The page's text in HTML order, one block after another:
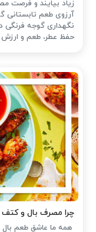
زیاد بیایند و فرصت
آرزوی طعم تابستانی
نگهداری گوجه فرنگی
حفظ عطر، طعم و ارزش
چرا مصرف بال و
همه ما عاشق طعم بال